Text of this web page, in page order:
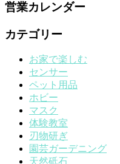
営業カレンダー
カテゴリー
お家で楽しむ
センサー
ペット用品
ホビー
マスク
体験教室
刃物研ぎ
園芸ガーデニング
天然砥石